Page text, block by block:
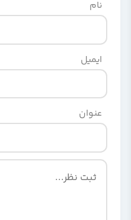
نام
ایمیل
عنوان